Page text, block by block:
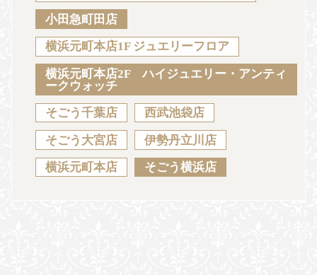
News Blog
Sustainability Voice Catalog
JA EN CH KO
小田急町田店
横浜元町本店1F ジュエリーフロア
横浜元町本店2F ハイジュエリー・アンティ
ークウォッチ
そごう千葉店 西武池袋店
そごう大宮店 伊勢丹立川店
横浜元町本店 そごう横浜店